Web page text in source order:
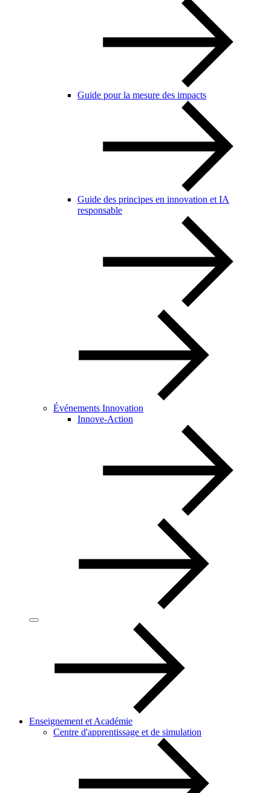
Guide pour la mesure des impacts
Guide des principes en innovation et IA
responsable
Événements Innovation
Innove-Action
Enseignement et Académie
Centre d'apprentissage et de simulation